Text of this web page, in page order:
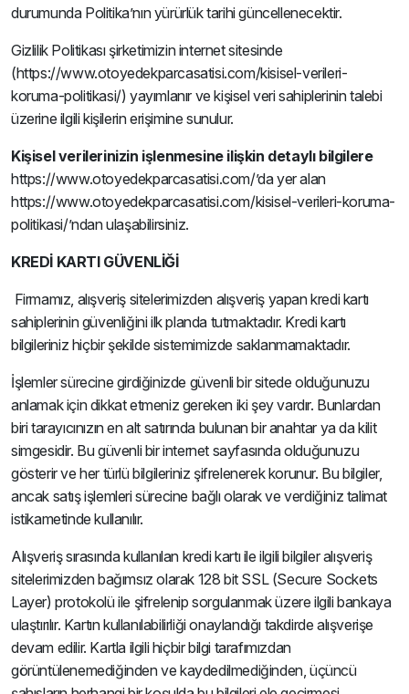
durumunda Politika’nın yürürlük tarihi güncellenecektir.
Gizlilik Politikası şirketimizin internet sitesinde
(https://www.otoyedekparcasatisi.com/kisisel-verileri-
koruma-politikasi/) yayımlanır ve kişisel veri sahiplerinin talebi
üzerine ilgili kişilerin erişimine sunulur.
Kişisel verilerinizin işlenmesine ilişkin detaylı bilgilere
https://www.otoyedekparcasatisi.com/’da yer alan
https://www.otoyedekparcasatisi.com/kisisel-verileri-koruma-
politikasi/’ndan ulaşabilirsiniz.
KREDİ KARTI GÜVENLİĞİ
Firmamız, alışveriş sitelerimizden alışveriş yapan kredi kartı
sahiplerinin güvenliğini ilk planda tutmaktadır. Kredi kartı
bilgileriniz hiçbir şekilde sistemimizde saklanmamaktadır.
İşlemler sürecine girdiğinizde güvenli bir sitede olduğunuzu
anlamak için dikkat etmeniz gereken iki şey vardır. Bunlardan
biri tarayıcınızın en alt satırında bulunan bir anahtar ya da kilit
simgesidir. Bu güvenli bir internet sayfasında olduğunuzu
gösterir ve her türlü bilgileriniz şifrelenerek korunur. Bu bilgiler,
ancak satış işlemleri sürecine bağlı olarak ve verdiğiniz talimat
istikametinde kullanılır.
Alışveriş sırasında kullanılan kredi kartı ile ilgili bilgiler alışveriş
sitelerimizden bağımsız olarak 128 bit SSL (Secure Sockets
Layer) protokolü ile şifrelenip sorgulanmak üzere ilgili bankaya
ulaştırılır. Kartın kullanılabilirliği onaylandığı takdirde alışverişe
devam edilir. Kartla ilgili hiçbir bilgi tarafımızdan
görüntülenemediğinden ve kaydedilmediğinden, üçüncü